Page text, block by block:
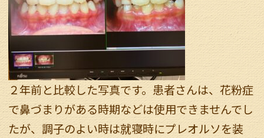
２年前と比較した写真です。患者さんは、花粉症
で鼻づまりがある時期などは使用できませんでし
たが、調子のよい時は就寝時にプレオルソを装